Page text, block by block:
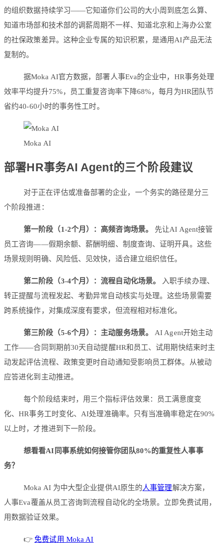
的组织数据持续学习——它知道你们公司的大小周到底怎么算、
知道市场部和技术部的调薪周期不一样、知道北京和上海办公室
的社保政策差异。这种企业专属的知识积累，是通用AI产品无法
复制的。
据Moka AI官方数据，部署人事Eva的企业中，HR事务处理
效率平均提升75%，员工重复咨询率下降68%，每月为HR团队节
省约40-60小时的事务性工时。
Moka AI
部署HR事务AI Agent的三个阶段建议
对于正在评估或准备部署的企业，一个务实的路径是分三
个阶段推进：
第一阶段（1-2个月）：高频咨询场景。
先让AI Agent接管
员工咨询——假期余额、薪酬明细、制度查询、证明开具。这些
场景规则明确、风险低、见效快，适合建立组织信任。
第二阶段（3-4个月）：流程自动化场景。
入职手续办理、
转正提醒与流程发起、考勤异常自动核实与处理。这些场景需要
跨系统操作，对集成深度有要求，但流程相对标准化。
第三阶段（5-6个月）：主动服务场景。
AI Agent开始主动
工作——合同到期前30天自动提醒HR和员工、试用期快结束时主
动发起评估流程、政策变更时自动通知受影响员工群体。从被动
应答进化到主动推进。
每个阶段结束时，用三个指标评估效果：员工满意度变
化、HR事务工时变化、AI处理准确率。只有当准确率稳定在90%
以上时，才推进到下一阶段。
想看看AI同事系统如何接管你团队80%的重复性人事事
务？
Moka AI 为中大型企业提供AI原生的人事管理解决方案，
人事Eva覆盖从员工咨询到流程自动化的全场景。立即免费试用，
用数据验证效果。
👉免费试用 Moka AI